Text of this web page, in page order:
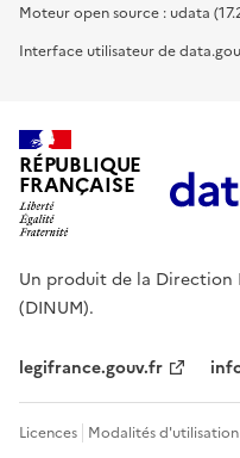
Moteur open source : udata
Interface utilisateur de
RÉPUBLIQUE
FRANÇAISE
Un produit de la
(DINUM).
legifrance.gouv.fr
Licences Modalités d'utilisation